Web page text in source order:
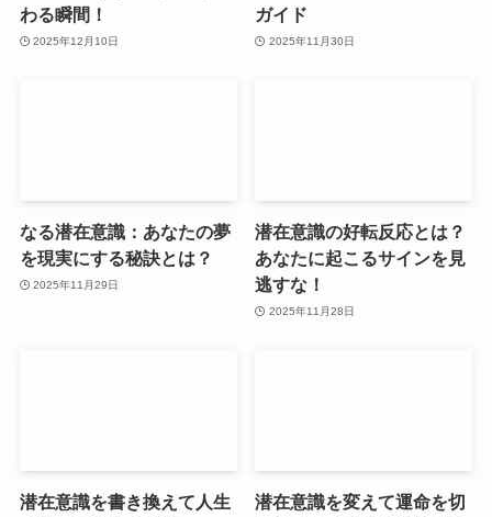
わる瞬間！
2025年12月10日
ガイド
2025年11月30日
なる潜在意識：あなたの夢
を現実にする秘訣とは？
2025年11月29日
潜在意識の好転反応とは？
あなたに起こるサインを見
逃すな！
2025年11月28日
潜在意識を書き換えて人生
潜在意識を変えて運命を切